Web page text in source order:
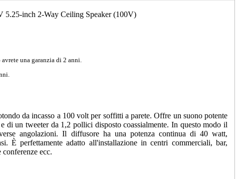
5.25-inch 2-Way Ceiling Speaker (100V)
una garanzia di 2 anni.
da incasso a 100 volt per soffitti a parete. Offre un suono potente
di un tweeter da 1,2 pollici disposto coassialmente. In questo modo il
angolazioni. Il diffusore ha una potenza continua di 40 watt,
È perfettamente adatto all'installazione in centri commerciali, bar,
ecc.